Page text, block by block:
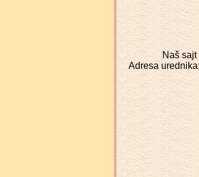
Naš sajt
Adresa